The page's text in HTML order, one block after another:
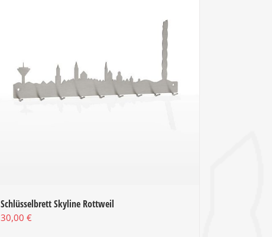
Schlüsselbrett Skyline Rottweil
30,00 €